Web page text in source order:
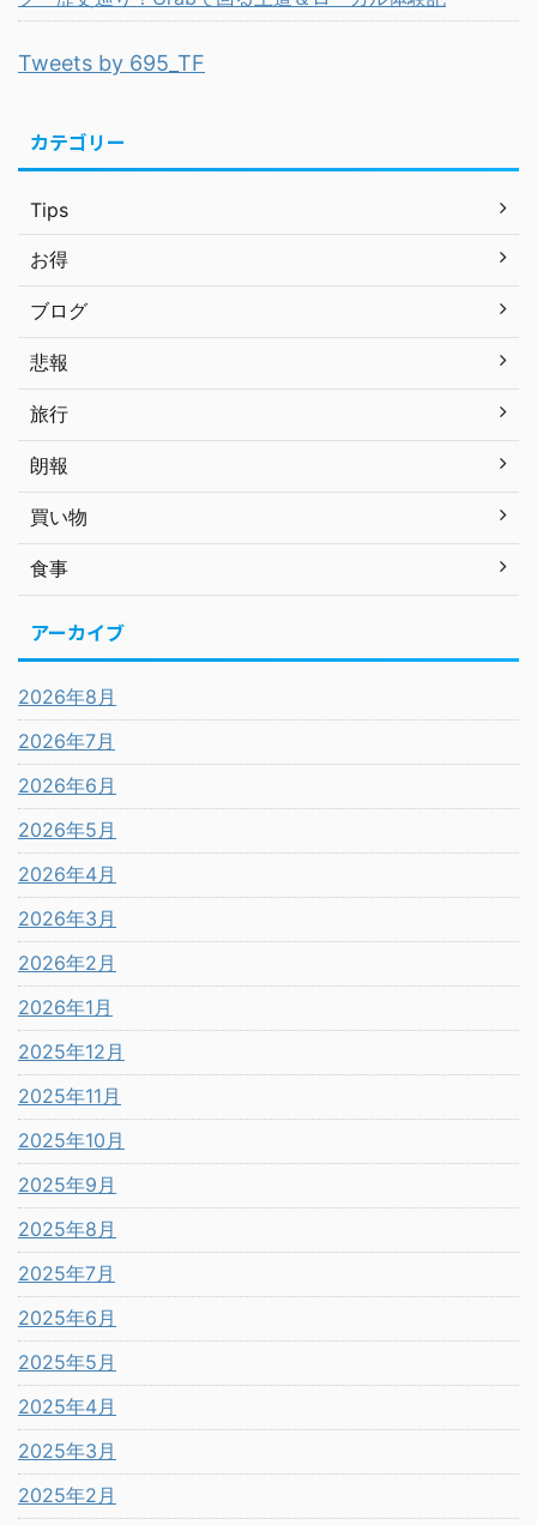
Tweets by 695_TF
カテゴリー
Tips
お得
ブログ
悲報
旅行
朗報
買い物
食事
アーカイブ
2026年8月
2026年7月
2026年6月
2026年5月
2026年4月
2026年3月
2026年2月
2026年1月
2025年12月
2025年11月
2025年10月
2025年9月
2025年8月
2025年7月
2025年6月
2025年5月
2025年4月
2025年3月
2025年2月